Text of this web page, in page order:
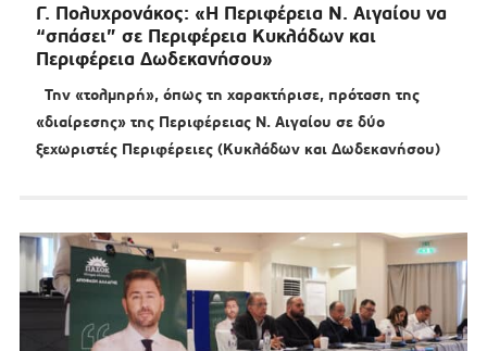
Γ. Πολυχρονάκος: «Η Περιφέρεια Ν. Αιγαίου να
“σπάσει” σε Περιφέρεια Κυκλάδων και
Περιφέρεια Δωδεκανήσου»
Την «τολμηρή», όπως τη χαρακτήρισε, πρόταση της
«διαίρεσης» της Περιφέρειας Ν. Αιγαίου σε δύο
ξεχωριστές Περιφέρειες (Κυκλάδων και Δωδεκανήσου)